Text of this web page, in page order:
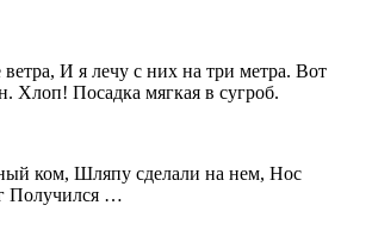
И я лечу с них на три метра. Вот
Хлоп! Посадка мягкая в сугроб.
ком, Шляпу сделали на нем, Нос
Получился …